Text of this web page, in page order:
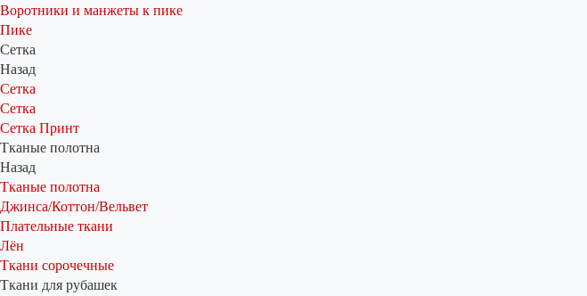
Воротники и манжеты к пике
Пике
Сетка
Назад
Сетка
Сетка
Сетка Принт
Тканые полотна
Назад
Тканые полотна
Джинса/Коттон/Вельвет
Плательные ткани
Лён
Ткани сорочечные
Ткани для рубашек